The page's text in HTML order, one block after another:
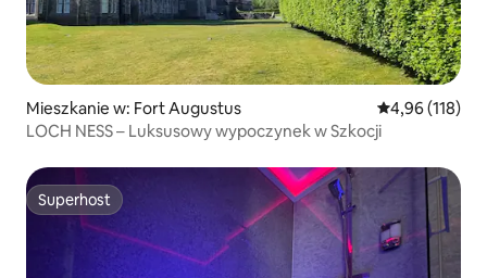
Mieszkanie w: Fort Augustus Średnia
4,96 (118)
LOCH NESS – Luksusowy wypoczynek w Szkocji
Superhost
Superhost